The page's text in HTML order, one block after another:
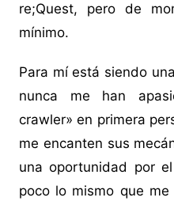
re;Quest, pero de
mínimo.
Para mí está siendo
nunca me han
crawler» en primera
me encanten sus
una oportunidad por
poco lo mismo que